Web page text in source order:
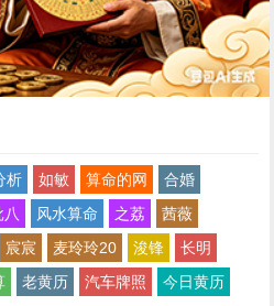
析 如敏 算命的网
合婚
八 风水算命 之荔
茜薇
宸宸 麦玲玲20 浚锋
长明
老黄历 汽车牌照
今日黄历